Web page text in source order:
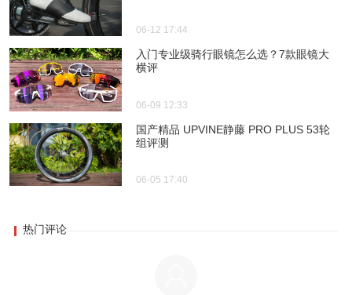
06-12 17:44
入门专业级骑行眼镜怎么选？7款眼镜大
横评
06-09 12:33
国产精品 UPVINE静藤 PRO PLUS 53轮
组评测
06-05 17:40
热门评论